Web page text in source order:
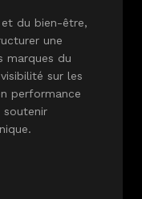
du bien-être,
une
marques du
sur les
performance
soutenir